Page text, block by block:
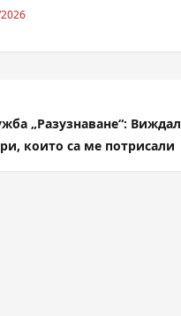
„Разузнаване“: Виждал
които са ме потрисали